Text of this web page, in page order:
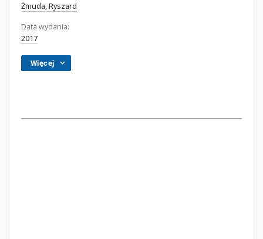
Żmuda, Ryszard
Data wydania:
2017
Więcej